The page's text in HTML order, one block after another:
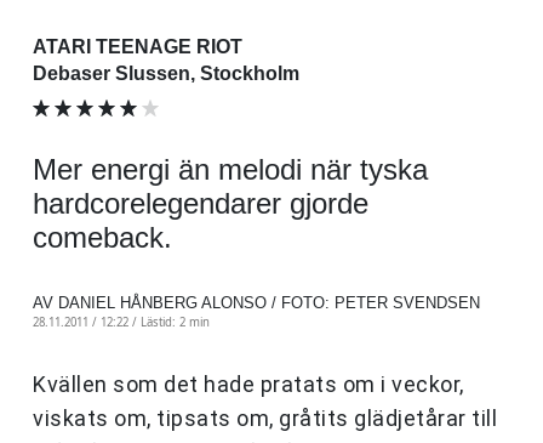
ATARI TEENAGE RIOT
Debaser Slussen, Stockholm
Mer energi än melodi när tyska
hardcorelegendarer gjorde
comeback.
AV DANIEL HÅNBERG ALONSO / FOTO: PETER SVENDSEN
28.11.2011 / 12:22 / Lästid: 2 min
Kvällen som det hade pratats om i veckor,
viskats om, tipsats om, gråtits glädjetårar till